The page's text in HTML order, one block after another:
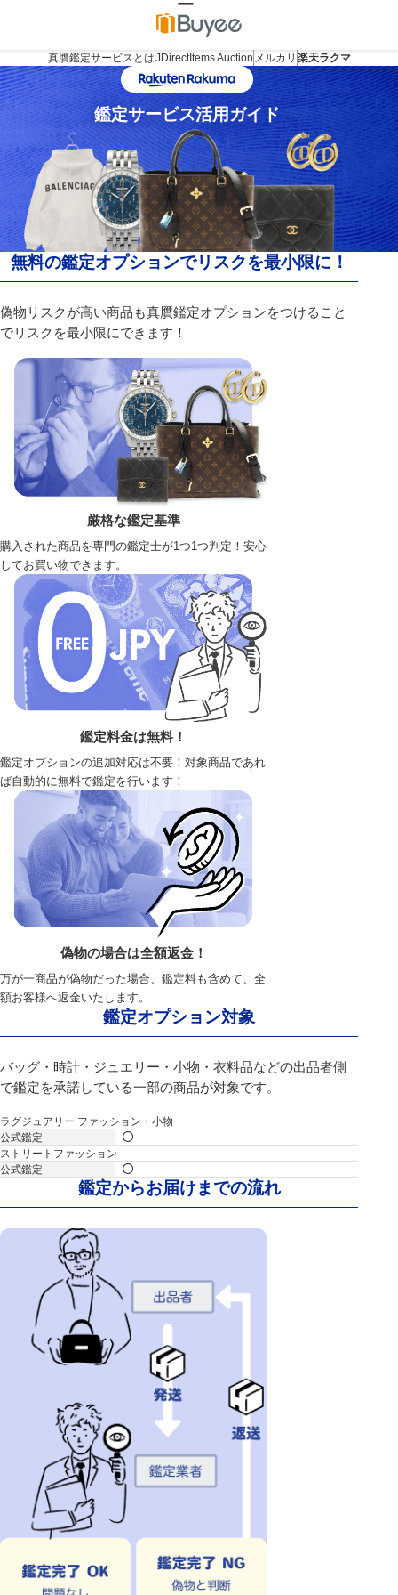
真贋鑑定サービスとはJDirectItems Auction メルカリ 楽天ラクマ
鑑定サービス活用ガイド
無料の鑑定オプションでリスクを最小限に！
偽物リスクが高い商品も真贋鑑定オプションをつけること
でリスクを最小限にできます！
厳格な鑑定基準
購入された商品を専門の鑑定士が1つ1つ判定！安心
してお買い物できます。
鑑定料金は無料！
鑑定オプションの追加対応は不要！対象商品であれ
ば自動的に無料で鑑定を行います！
偽物の場合は全額返金！
万が一商品が偽物だった場合、鑑定料も含めて、全
額お客様へ返金いたします。
鑑定オプション対象
バッグ・時計・ジュエリー・小物・衣料品などの出品者側
で鑑定を承諾している一部の商品が対象です。
ラグジュアリー ファッション・小物
ストリートファッション
鑑定からお届けまでの流れ